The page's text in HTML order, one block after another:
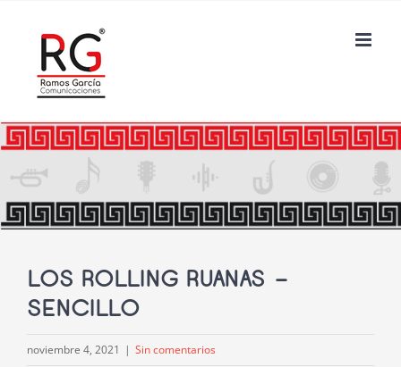
contenido
LOS ROLLING RUANAS –
SENCILLO
noviembre 4, 2021 | Sin comentarios